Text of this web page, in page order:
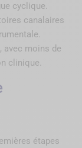
cyclique.
canalaires
avec moins de
clinique.
étapes